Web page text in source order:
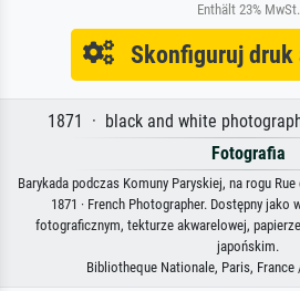
Enthält 23% MwSt.
Skonfiguruj
1871 · black and white
Fotografia
Barykada podczas Komuny Paryskiej, na rogu
1871 · French Photographer. Dostępny jako
fotograficznym, tekturze akwarelowej,
japońskim.
Bibliotheque Nationale, Paris, France